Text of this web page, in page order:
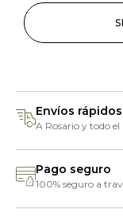
Envíos rápidos
A Rosario y todo el
Pago seguro
100% seguro a